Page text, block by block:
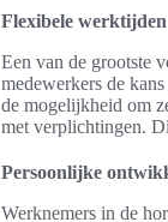
Flexibele werktijden
Een van de grootste
medewerkers de
de mogelijkheid om
met verplichtingen.
Persoonlijke
Werknemers in de